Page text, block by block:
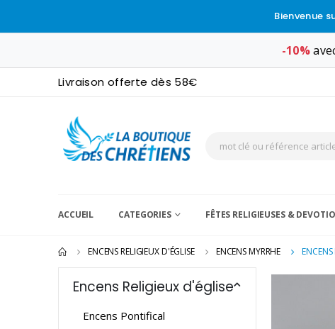
Bienvenue
-10%
Livraison offerte dès 58€
ACCUEIL CATEGORIES FÊTES RELIGIEUSES &
ENCENS RELIGIEUX D'ÉGLISE ENCENS MYRRHE
Encens Religieux d'église
Encens Pontifical